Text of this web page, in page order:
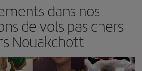
dans nos
de vols pas chers
Nouakchott